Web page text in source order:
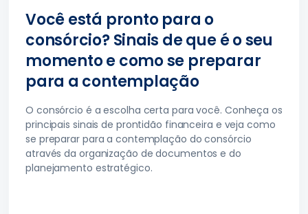
Você está pronto para o
consórcio? Sinais de que é o seu
momento e como se preparar
para a contemplação
O consórcio é a escolha certa para você. Conheça os
principais sinais de prontidão financeira e veja como
se preparar para a contemplação do consórcio
através da organização de documentos e do
planejamento estratégico.